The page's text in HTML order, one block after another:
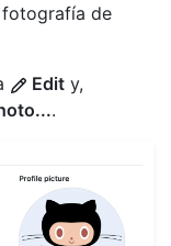
fotografía de
Edit y,
.